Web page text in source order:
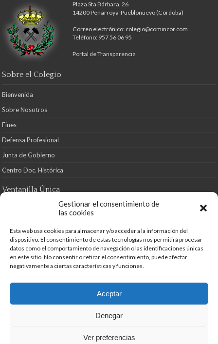
Gestionar el consentimiento de
las cookies
Esta web usa cookies para almacenar y/o acceder a la información del
dispositivo. El consentimiento de estas tecnologías nos permitirá procesar
datos como el comportamiento de navegación o las identificaciones únicas
en este sitio. No consentir o retirar el consentimiento, puede afectar
negativamente a ciertas características y funciones.
Aceptar
Denegar
Ver preferencias
Plaza Sta Bárbara, 26
14200 Peñarroya-Pueblonuevo (Córdoba)
Correo electrónico: colegio@comincor.com
Teléfono: 957 56 06 95
Portal de Transparencia
Sobre el Colegio
Bienvenida
Sobre Nosotros
Fines
Defensa Profesional
Junta de Gobierno
Centro Doc. Histórica
Ventanilla Única
Directorio de Profesionales Libres
Registro de Peritos Judiciales
Reclamaciones, Quejas y Sugerencias
Código Deontológico
Contacto
Desarrollado por de Azul Turquesa